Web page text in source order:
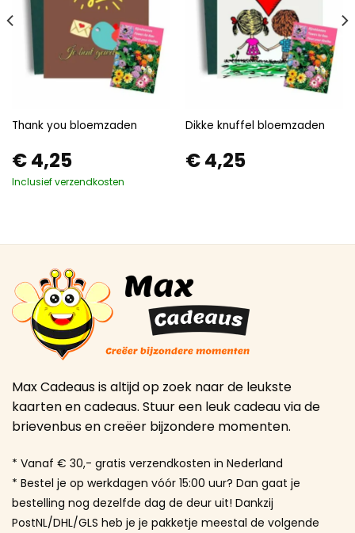
Thank you bloemzaden
€4,25
Inclusief verzendkosten
Dikke knuffel bloemzaden
€4,25
Max Cadeaus is altijd op zoek naar de leukste
kaarten en cadeaus. Stuur een leuk cadeau via de
brievenbus en creëer bijzondere momenten.
* Vanaf € 30,- gratis verzendkosten in Nederland
* Bestel je op werkdagen vóór 15:00 uur? Dan gaat je
bestelling nog dezelfde dag de deur uit! Dankzij
PostNL/DHL/GLS heb je je pakketje meestal de volgende